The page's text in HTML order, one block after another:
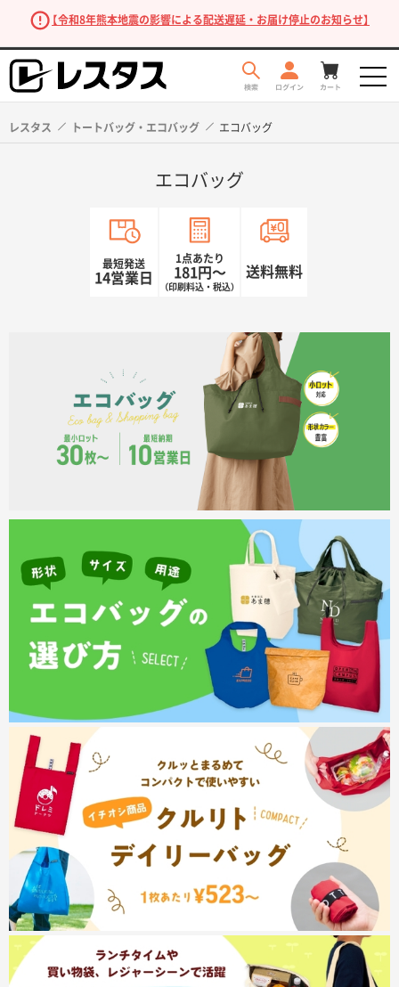
【令和8年熊本地震の影響による配送遅延・お届け停止のお知らせ】
商品カテゴリーから探す
ターゲットから探す
目的・シーンから探す
印刷色から探す
サイトメニュー
初めての方へ
ご注文の流れ
お見積書の作成方法
レスタス トートバッグ・エコバッグ エコバッグ
エコバッグ
最短発送
14営業日
1点あたり
181円〜
（印刷料込・税込）
送料無料